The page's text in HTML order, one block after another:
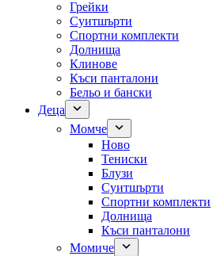
Грейки
Суитшърти
Спортни комплекти
Долнища
Клинове
Къси панталони
Бельо и бански
Деца
Момче
Ново
Тениски
Блузи
Суитшърти
Спортни комплекти
Долнища
Къси панталони
Момиче